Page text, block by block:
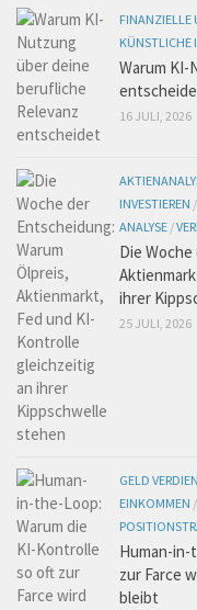
FINANZIELLE
KÜNSTLICHE
Warum
16 JULI, 2026
INVESTIEREN /
ANALYSE /
Die
ihrer
25 JULI, 2026
GELD
EINKOMMEN /
Human-in-
zur Farce
bleibt